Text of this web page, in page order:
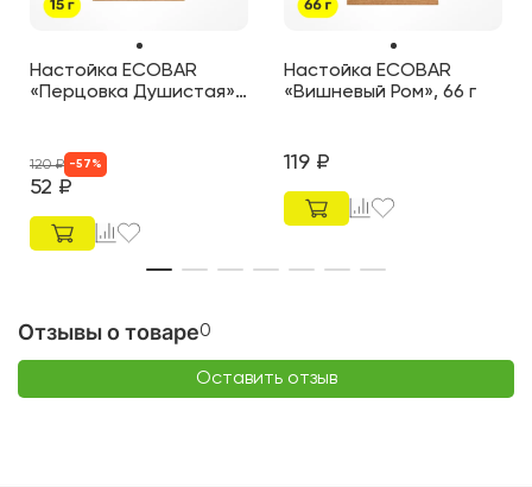
Настойка ECOBAR
«Перцовка Душистая»,
52 ₽
120₽ -57 %
Настойка ECOBAR
«Вишневый Ром», 66 г
119 ₽
Отзывы о товаре0
Оставить отзыв